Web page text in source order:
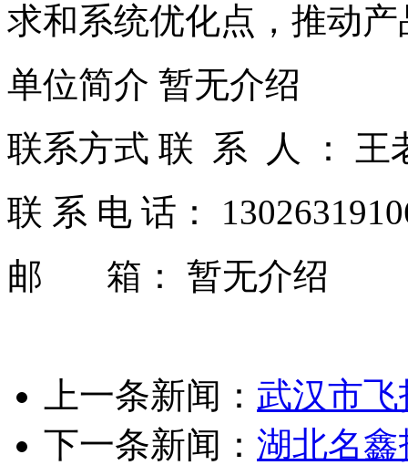
求和系统优化点，推动
单位简介 暂无介绍
联系方式 联 系 人 ： 王
联 系 电 话：
邮 箱： 暂无介绍
上一条新闻： 武汉市
下一条新闻： 湖北名